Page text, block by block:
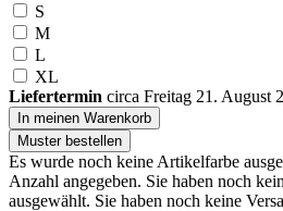
S
M
L
XL
Liefertermin circa Freitag 21. August
In meinen Warenkorb
Muster bestellen
Es wurde noch keine Artikelfarbe
Anzahl angegeben. Sie haben noch
ausgewählt. Sie haben noch keine